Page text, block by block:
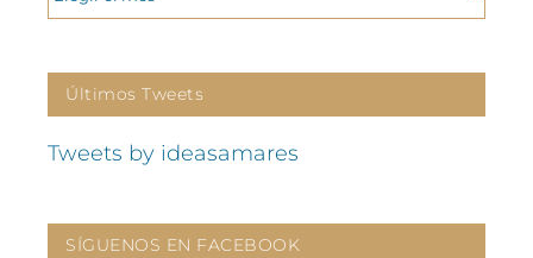
Últimos Tweets
Tweets by ideasamares
SÍGUENOS EN FACEBOOK